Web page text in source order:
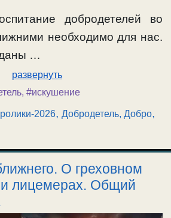
добродетелей во
необходимо для нас.
…
развернуть
, #искушение
2026,Добродетель, Добро,
О греховном
лицемерах. Общий